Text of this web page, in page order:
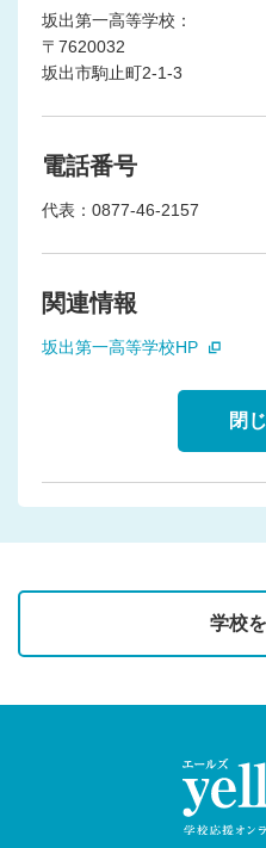
坂出第一高等学校：
〒7620032
坂出市駒止町2-1-3
電話番号
代表：0877-46-2157
関連情報
坂出第一高等学校HP
閉
学校